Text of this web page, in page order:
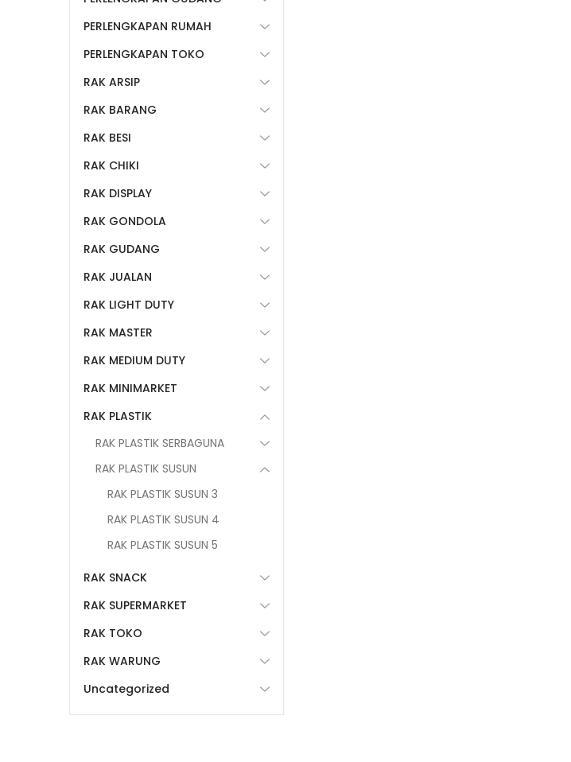
PERLENGKAPAN RUMAH
PERLENGKAPAN TOKO
RAK ARSIP
RAK BARANG
RAK BESI
RAK CHIKI
RAK DISPLAY
RAK GONDOLA
RAK GUDANG
RAK JUALAN
RAK LIGHT DUTY
RAK MASTER
RAK MEDIUM DUTY
RAK MINIMARKET
RAK PLASTIK
RAK PLASTIK SERBAGUNA
RAK PLASTIK SUSUN
RAK PLASTIK SUSUN 3
RAK PLASTIK SUSUN 4
RAK PLASTIK SUSUN 5
RAK SNACK
RAK SUPERMARKET
RAK TOKO
RAK WARUNG
Uncategorized